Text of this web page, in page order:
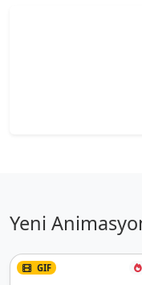
Yeni
GIF